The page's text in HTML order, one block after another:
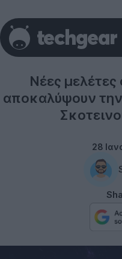
Νέες μελέτες
αποκαλύψουν
28